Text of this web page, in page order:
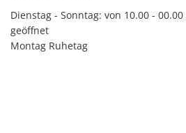
Dienstag - Sonntag: von 10.00 -
geöffnet
Montag Ruhetag